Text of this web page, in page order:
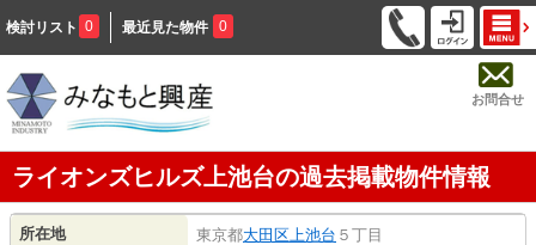
検討リスト 0 最近見た物件 0
お問合せ
ライオンズヒルズ上池台の過去掲載物件情報
所在地 東京都大田区 上池台 ５丁目